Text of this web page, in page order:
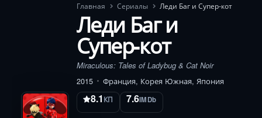
Главная Сериалы Леди Баг и Супер-кот
Леди Баг и
Супер-кот
Miraculous: Tales of Ladybug & Cat Noir
2015
Франция, Корея Южная, Япония
8.1 КП 7.6IMDb